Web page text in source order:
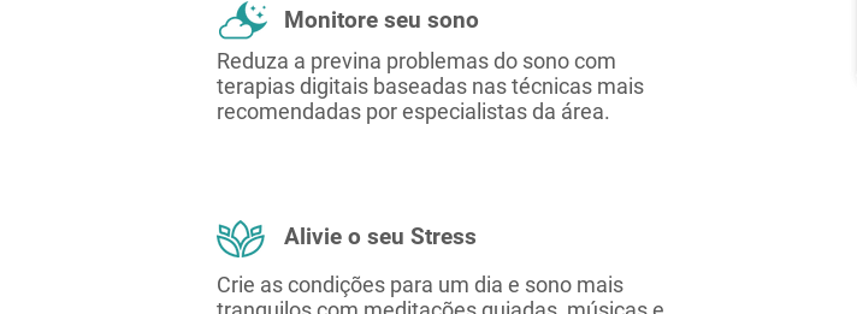
Monitore seu sono
Reduza a previna problemas do sono com
terapias digitais baseadas nas técnicas mais
recomendadas por especialistas da área.
Alivie o seu Stress
Crie as condições para um dia e sono mais